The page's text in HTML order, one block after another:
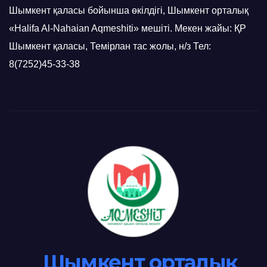
Шымкент қаласы бойынша өкілдігі, Шымкент орталық
«Halifa Al-Nahaian Aqmeshiti» мешіті. Мекен жайы: ҚР
Шымкент қаласы, Темірлан тас жолы, н/з Тел:
8(7252)45-33-38